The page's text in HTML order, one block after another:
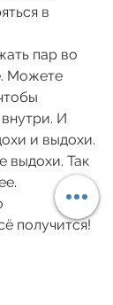
в
пар во
Можете
И
и выдохи.
выдохи. Так
получится!